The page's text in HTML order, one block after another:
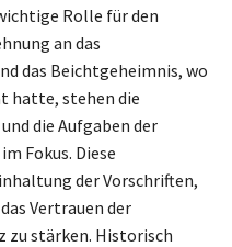
Rolle für den
an das
das Beichtgeheimnis, wo
hatte, stehen die
die Aufgaben der
Fokus. Diese
der Vorschriften,
Vertrauen der
zu stärken. Historisch